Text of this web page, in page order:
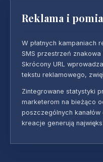
Reklama i
W płatnych kampaniach
SMS przestrzeń
Skrócony URL
tekstu reklamowego,
Zintegrowane statystyki
marketerom na bieżąco
poszczególnych
kreacje generują